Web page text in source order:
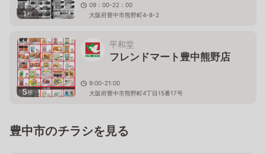
1枚
09：00-22：00
大阪府豊中市熊野町4-8-2
5枚
平和堂
フレンドマート豊中熊野店
9:00-21:00
大阪府豊中市熊野町4丁目15番17号
豊中市のチラシを見る